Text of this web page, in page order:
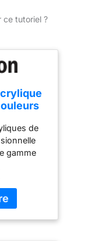
ce tutoriel ?
roche
et
de
gamme
sont
de